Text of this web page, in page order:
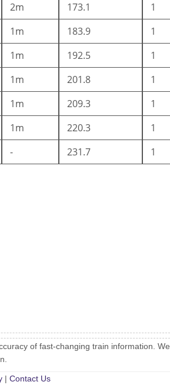
2m 173.1
1
1m 183.9
1
1m 192.5
1
1m 201.8
1
1m 209.3
1
1m 220.3
1
- 231.7 1
of fast-changing train information. We
| Contact Us